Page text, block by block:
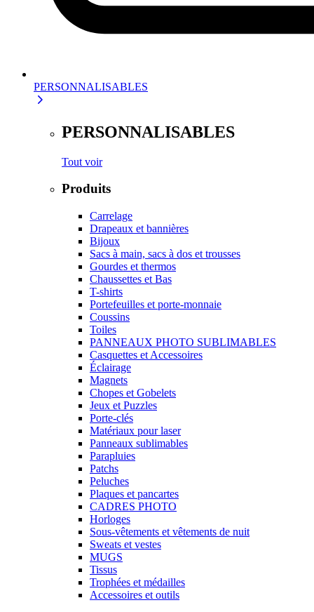
PERSONNALISABLES
PERSONNALISABLES
Tout voir
Produits
Carrelage
Drapeaux et bannières
Bijoux
Sacs à main, sacs à dos et trousses
Gourdes et thermos
Chaussettes et Bas
T-shirts
Portefeuilles et porte-monnaie
Coussins
Toiles
PANNEAUX PHOTO SUBLIMABLES
Casquettes et Accessoires
Éclairage
Magnets
Chopes et Gobelets
Jeux et Puzzles
Porte-clés
Matériaux pour laser
Panneaux sublimables
Parapluies
Patchs
Peluches
Plaques et pancartes
CADRES PHOTO
Horloges
Sous-vêtements et vêtements de nuit
Sweats et vestes
MUGS
Tissus
Trophées et médailles
Accessoires et outils